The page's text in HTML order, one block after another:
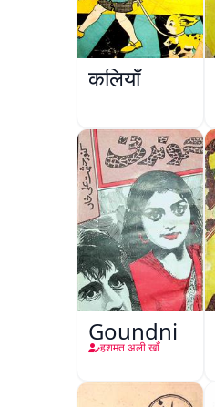
कलियाँ
Goundni
हशमत अली खाँ